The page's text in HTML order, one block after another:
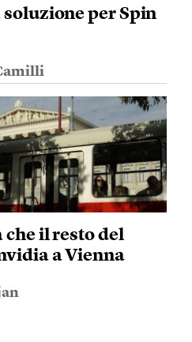
soluzione per Spin
che il resto del
a Vienna